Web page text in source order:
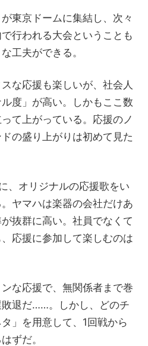
東京ドームに集結し、次々
行われる大会ということも
工夫ができる。
な応援も楽しいが、社会人
度」が高い。しかもここ数
て上がっている。応援のノ
の盛り上がりは初めて見た
、オリジナルの応援歌をい
ヤマハは楽器の会社だけあ
抜群に高い。社員でなくて
応援に参加して楽しむのは
な応援で、無関係者まで巻
敗退だ……。しかし、どのチ
」を用意して、1回戦から
ずだ。